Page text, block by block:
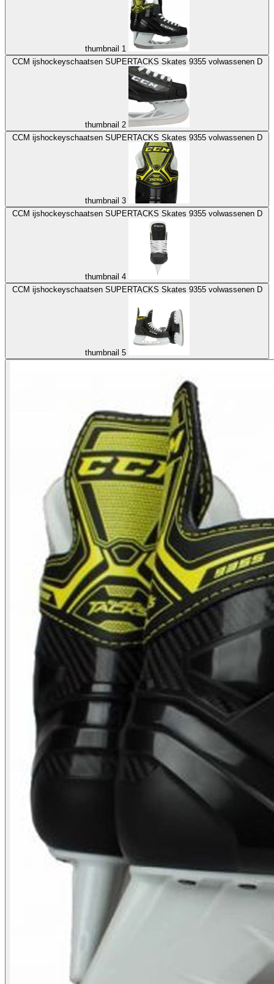
thumbnail 1
CCM ijshockeyschaatsen SUPERTACKS Skates 9355 volwassenen D
thumbnail 2
CCM ijshockeyschaatsen SUPERTACKS Skates 9355 volwassenen D
thumbnail 3
CCM ijshockeyschaatsen SUPERTACKS Skates 9355 volwassenen D
thumbnail 4
CCM ijshockeyschaatsen SUPERTACKS Skates 9355 volwassenen D
thumbnail 5